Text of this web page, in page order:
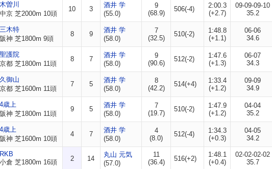
木曽川
中京 芝2000m 10頭
10 3
酒井 学
(55.0)
9
(68.9)
506(-4)
2:00.3
(+2.7)
09-09-09-10
35.2
三木特
阪神 芝1800m 9頭
8 9
酒井 学
(58.0)
7
(32.5)
510(-2)
1:48.8
(+1.1)
06-06
34.6
聖護院
京都 芝1800m 11頭
8 7
酒井 学
(58.0)
9
(90.6)
512(-2)
1:47.6
(+1.3)
06-07
34.3
久御山
京都 芝1600m 11頭
7 5
酒井 学
(58.0)
8
(42.2)
514(+4)
1:33.4
(+1.2)
09-09
34.9
4歳上
阪神 芝1800m 11頭
9 5
酒井 学
(58.0)
7
(19.7)
510(-2)
1:47.9
(+1.2)
04-04
35.2
4歳上
阪神 芝1600m 10頭
4 7
酒井 学
(58.0)
4
(8.0)
512(-4)
1:34.3
(+0.3)
04-05
34.2
RKB
小倉 芝1800m 16頭
2 14
丸山 元気
(57.0)
11
(36.4)
516(+2)
1:48.1
(+0.4)
02-02-02-02
35.7